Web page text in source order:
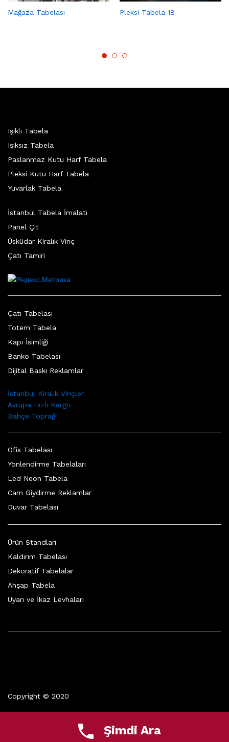
Mağaza Tabelası Pleksi Tabela 18
Işıklı Tabela
Işıksız Tabela
Paslanmaz Kutu Harf Tabela
Pleksi Kutu Harf Tabela
Yuvarlak Tabela
İstanbul Tabela İmalatı
Panel Çit
Üsküdar Kiralık Vinç
Çatı Tamiri
Çatı Tabelası
Totem Tabela
Kapı İsimliği
Banko Tabelası
Dijital Baskı Reklamlar
İstanbul Kiralık Vinçler
Avrupa Hızlı Kargo
Bahçe Toprağı
Ofis Tabelası
Yönlendirme Tabelaları
Led Neon Tabela
Cam Giydirme Reklamlar
Duvar Tabelası
Ürün Standları
Kaldırım Tabelası
Dekoratif Tabelalar
Ahşap Tabela
Uyarı ve İkaz Levhaları
Copyright © 2020
Şimdi Ara